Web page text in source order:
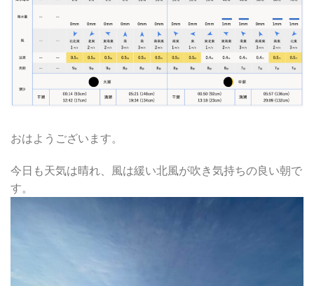
おはようございます。
今日も天気は晴れ、風は緩い北風が吹き気持ちの良い朝で
す。